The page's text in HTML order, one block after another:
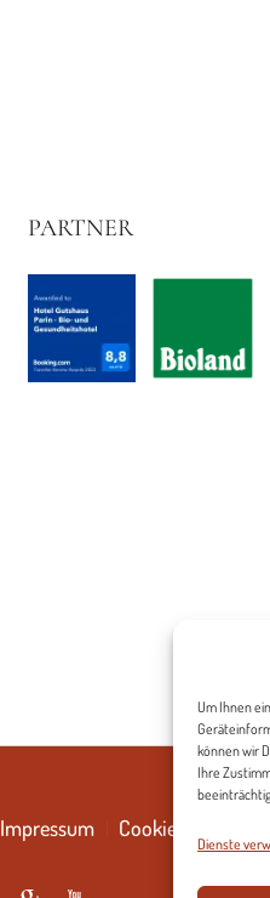
Um Ihnen
können wir
Ihre
Dienste
PARTNER
Impressum Cookie-Richtlinie